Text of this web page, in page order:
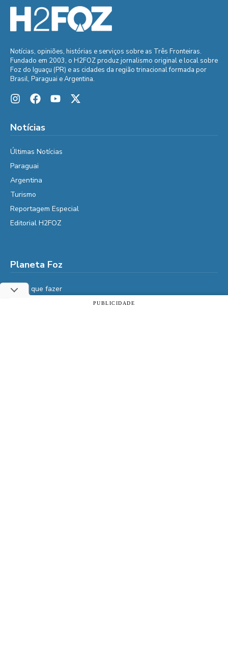
Notícias, opiniões, histórias e serviços sobre as Três Fronteiras.
Fundado em 2003, o H2FOZ produz jornalismo original e local sobre
Foz do Iguaçu (PR) e as cidades da região trinacional formada por
Brasil, Paraguai e Argentina.
Notícias
Últimas Notícias
Paraguai
Argentina
Turismo
Reportagem Especial
Editorial H2FOZ
Planeta Foz
Foz, o que fazer
PUBLICIDADE